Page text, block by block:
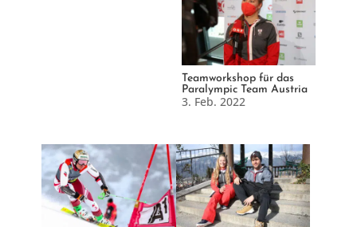
Teamworkshop für das
Paralympic Team Austria
3. Feb. 2022